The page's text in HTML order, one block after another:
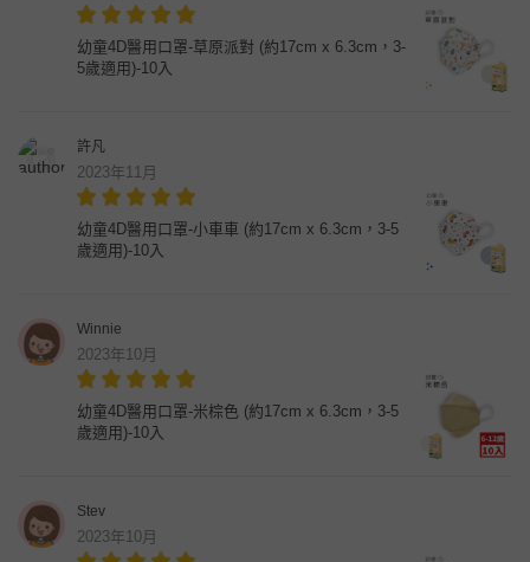
幼童4D醫用口罩-草原派對 (約17cm x 6.3cm，3-
5歲適用)-10入
許凡
2023年11月
幼童4D醫用口罩-小車車 (約17cm x 6.3cm，3-5
歲適用)-10入
Winnie
2023年10月
幼童4D醫用口罩-米棕色 (約17cm x 6.3cm，3-5
歲適用)-10入
Stev
2023年10月